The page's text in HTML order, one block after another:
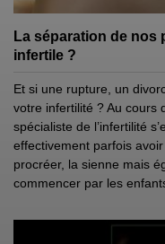
La séparation de nos
infertile ?
Et si une rupture, un
votre infertilité ? Au cours
spécialiste de l’infertilité
effectivement parfois
procréer, la sienne mais
commencer par les